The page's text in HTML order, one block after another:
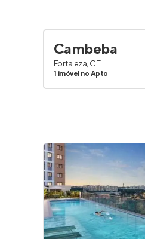
Cambeba
Fortaleza, CE
1 imóvel no Apto